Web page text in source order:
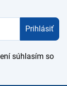
Prihlásiť
súhlasím so